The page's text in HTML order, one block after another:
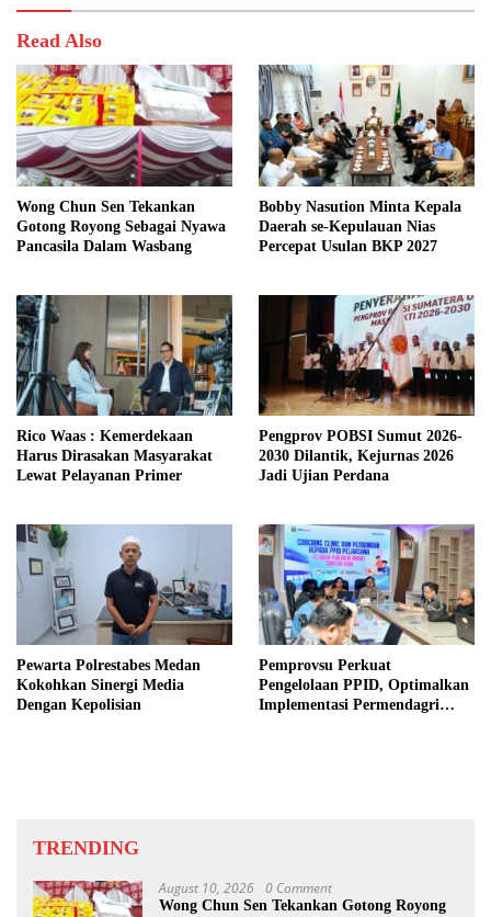
Read Also
Wong Chun Sen Tekankan
Gotong Royong Sebagai Nyawa
Pancasila Dalam Wasbang
Bobby Nasution Minta Kepala
Daerah se-Kepulauan Nias
Percepat Usulan BKP 2027
Rico Waas : Kemerdekaan
Harus Dirasakan Masyarakat
Lewat Pelayanan Primer
Pengprov POBSI Sumut 2026-
2030 Dilantik, Kejurnas 2026
Jadi Ujian Perdana
Pewarta Polrestabes Medan
Kokohkan Sinergi Media
Dengan Kepolisian
Pemprovsu Perkuat
Pengelolaan PPID, Optimalkan
Implementasi Permendagri
TRENDING
August 10, 2026 0 Comment
Wong Chun Sen Tekankan Gotong Royong